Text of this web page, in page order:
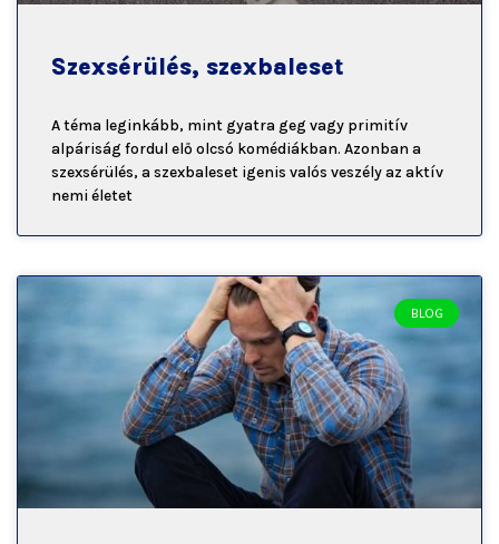
Szexsérülés, szexbaleset
A téma leginkább, mint gyatra geg vagy primitív
alpáriság fordul elő olcsó komédiákban. Azonban a
szexsérülés, a szexbaleset igenis valós veszély az aktív
nemi életet
BLOG